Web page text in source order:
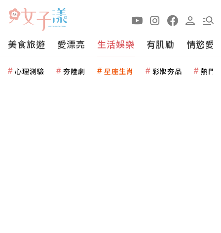
美食旅遊 愛漂亮 生活娛樂 有肌勵 情慾愛
心理測驗 夯陸劇 星座生肖 彩妝夯品 熱門